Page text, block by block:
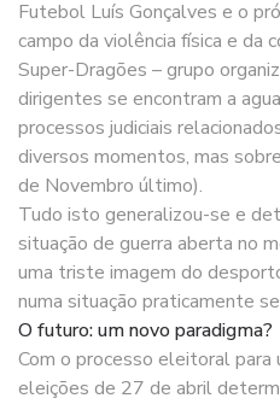
Futebol Luís Gonçalves e o
campo da violência física e da
Super-Dragões – grupo
dirigentes se encontram a
processos judiciais
diversos momentos, mas
de Novembro último).
Tudo isto generalizou-se e
situação de guerra aberta no
uma triste imagem do
numa situação praticamente
O futuro: um novo paradigma?
Com o processo eleitoral para
eleições de 27 de abril